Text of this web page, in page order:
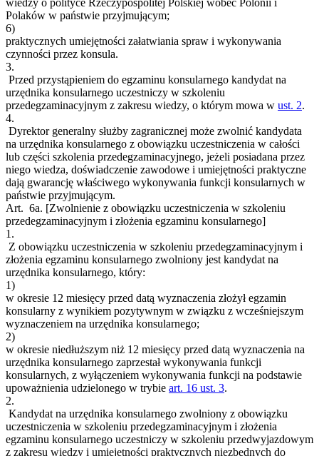
Polaków w państwie przyjmującym;
6)
praktycznych umiejętności załatwiania spraw i wykonywania
czynności przez konsula.
3.
Przed przystąpieniem do egzaminu konsularnego kandydat na
urzędnika konsularnego uczestniczy w szkoleniu
przedegzaminacyjnym z zakresu wiedzy, o którym mowa w ust. 2.
4.
Dyrektor generalny służby zagranicznej może zwolnić kandydata
na urzędnika konsularnego z obowiązku uczestniczenia w całości
lub części szkolenia przedegzaminacyjnego, jeżeli posiadana przez
niego wiedza, doświadczenie zawodowe i umiejętności praktyczne
dają gwarancję właściwego wykonywania funkcji konsularnych w
państwie przyjmującym.
Art. 6a. [Zwolnienie z obowiązku uczestniczenia w szkoleniu
przedegzaminacyjnym i złożenia egzaminu konsularnego]
1.
Z obowiązku uczestniczenia w szkoleniu przedegzaminacyjnym i
złożenia egzaminu konsularnego zwolniony jest kandydat na
urzędnika konsularnego, który:
1)
w okresie 12 miesięcy przed datą wyznaczenia złożył egzamin
konsularny z wynikiem pozytywnym w związku z wcześniejszym
wyznaczeniem na urzędnika konsularnego;
2)
w okresie niedłuższym niż 12 miesięcy przed datą wyznaczenia na
urzędnika konsularnego zaprzestał wykonywania funkcji
konsularnych, z wyłączeniem wykonywania funkcji na podstawie
upoważnienia udzielonego w trybie art. 16 ust. 3.
2.
Kandydat na urzędnika konsularnego zwolniony z obowiązku
uczestniczenia w szkoleniu przedegzaminacyjnym i złożenia
egzaminu konsularnego uczestniczy w szkoleniu przedwyjazdowym
z zakresu wiedzy i umiejętności praktycznych niezbędnych do